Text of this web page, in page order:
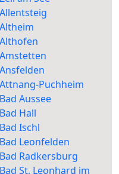
Puchheim
Aussee
Hall
Ischl
Leonfelden
Radkersburg
St. Leonhard im